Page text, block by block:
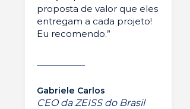
proposta de valor que eles
entregam a cada projeto!
Eu recomendo.”
Gabriele Carlos
CEO da ZEISS do Brasil